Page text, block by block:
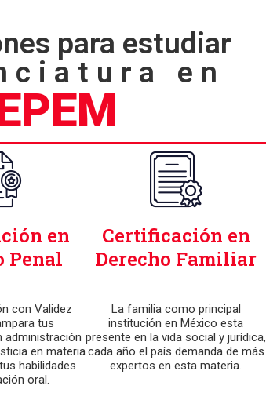
para estudiar
en
en
Penal
con Validez
tus
administración
en materia
habilidades
oral.
Certificación en
Derecho Familiar
La familia como principal
institución en México esta
presente en la vida social y jurídica,
cada año el país demanda de más
expertos en esta materia.